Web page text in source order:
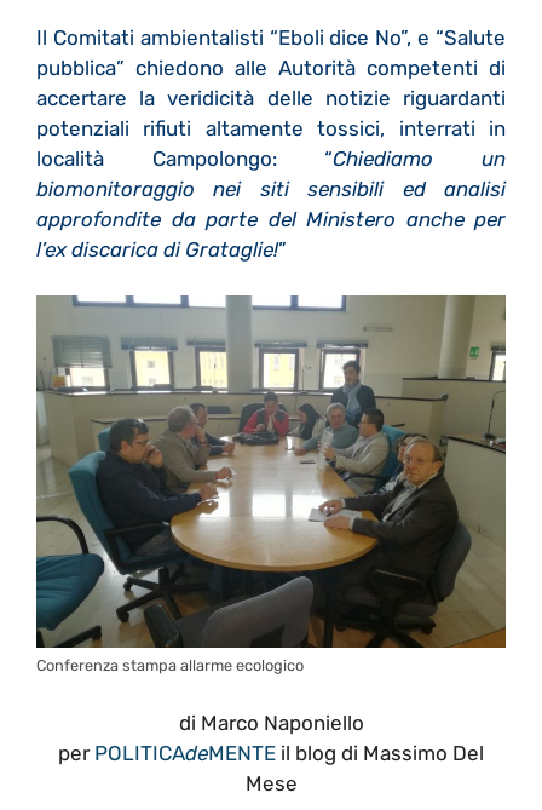
Il Comitati ambientalisti “Eboli dice No”, e “Salute
pubblica” chiedono alle Autorità competenti di
accertare la veridicità delle notizie riguardanti
potenziali rifiuti altamente tossici, interrati in
località Campolongo: “Chiediamo un
biomonitoraggio nei siti sensibili ed analisi
approfondite da parte del Ministero anche per
l’ex discarica di Grataglie!”
Conferenza stampa allarme ecologico
di Marco Naponiello
per POLITICAdeMENTE il blog di Massimo Del
Mese